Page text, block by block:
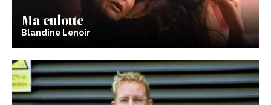
Ma culotte
Blandine Lenoir